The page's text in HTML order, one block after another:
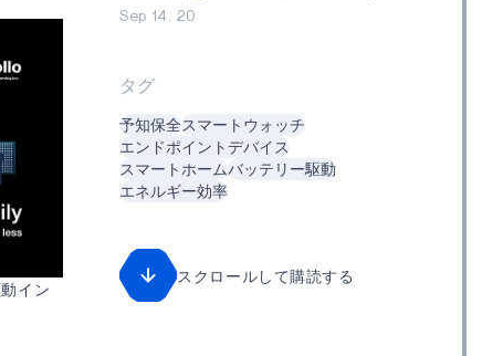
イン
Sep 14. 20
タグ
予知保全スマートウォッチ
エンドポイントデバイス
スマートホームバッテリー駆動
エネルギー効率
スクロールして購読する